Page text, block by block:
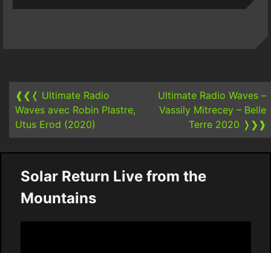
navigation
❰❮❬ Ultimate Radio
Waves avec Robin Plastre,
Utus Erod (2020)
Ultimate Radio Waves –
Vassily Mitrecey – Belle
Terre 2020 ❭❯❱
Solar Return Live from the
Mountains